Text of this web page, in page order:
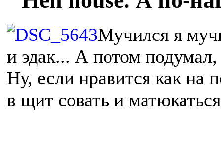
Мучился я
и эдак... А потом
Ну, если нравится как на
в щит совать и